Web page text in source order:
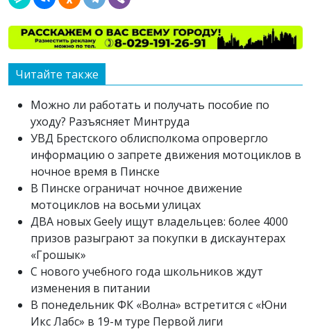
Читайте также
Можно ли работать и получать пособие по
уходу? Разъясняет Минтруда
УВД Брестского облисполкома опровергло
информацию о запрете движения мотоциклов в
ночное время в Пинске
В Пинске ограничат ночное движение
мотоциклов на восьми улицах
ДВА новых Geely ищут владельцев: более 4000
призов разыграют за покупки в дискаунтерах
«Грошык»
С нового учебного года школьников ждут
изменения в питании
В понедельник ФК «Волна» встретится с «Юни
Икс Лабс» в 19-м туре Первой лиги